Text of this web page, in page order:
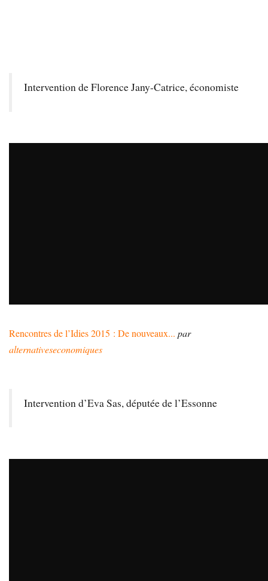
Intervention de Florence Jany-Catrice, économiste
Rencontres de l’Idies 2015 : De nouveaux... par
alternativeseconomiques
Intervention d’Eva Sas, députée de l’Essonne